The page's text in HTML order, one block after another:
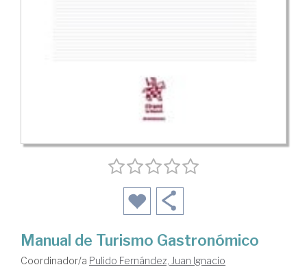
Manual de Turismo Gastronómico
Coordinador/a Pulido Fernández, Juan Ignacio